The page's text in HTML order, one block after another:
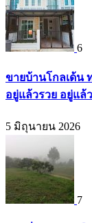
6
ขายบ้านโกลเด้น
อยู่แล้วรวย อยู่แล้ว
5 มิถุนายน 2026
7